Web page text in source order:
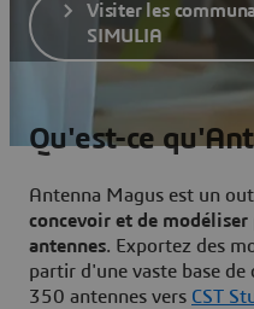
Visiter les
SIMULIA
Qu'est-ce
Antenna Magus est un
concevoir et de
antennes. Exportez des
partir d'une vaste base de
350 antennes vers CST